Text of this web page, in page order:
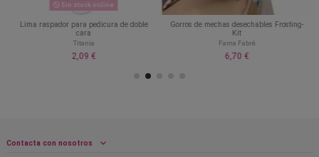
Sin stock online
Lima raspador para pedicura de doble
cara
Titania
2,09 €
Gorros de mechas desechables Frosting-
Kit
Fama Fabré
6,70 €
Contacta con nosotros